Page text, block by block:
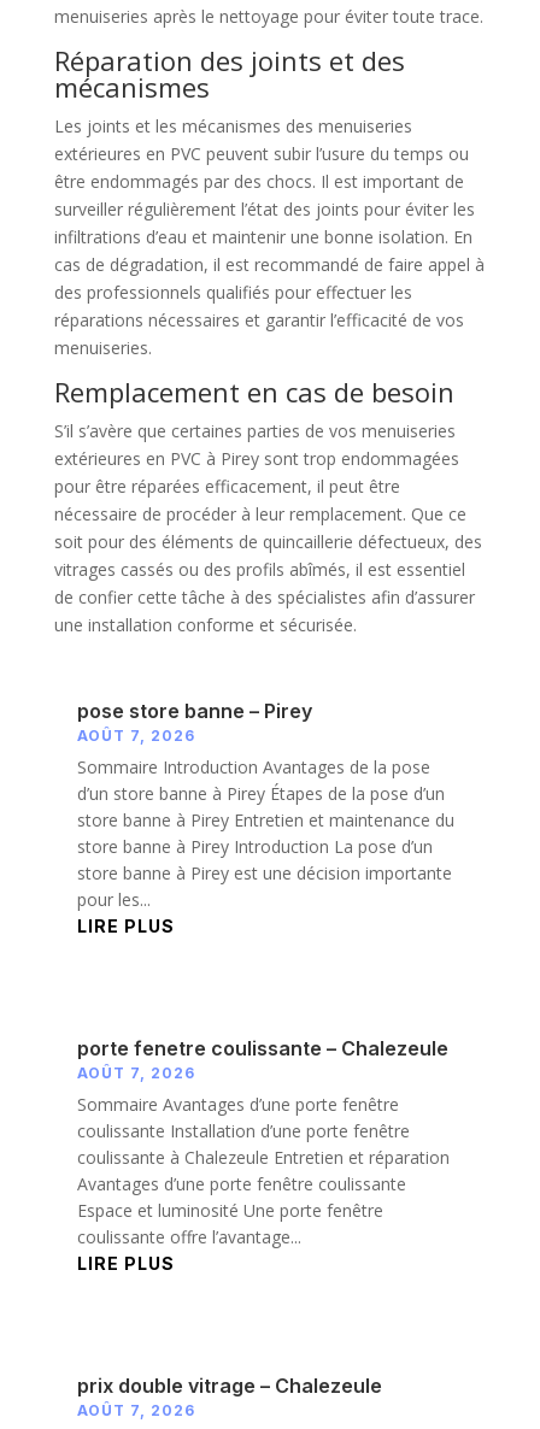
menuiseries après le nettoyage pour éviter toute trace.
Réparation des joints et des
mécanismes
Les joints et les mécanismes des menuiseries
extérieures en PVC peuvent subir l’usure du temps ou
être endommagés par des chocs. Il est important de
surveiller régulièrement l’état des joints pour éviter les
infiltrations d’eau et maintenir une bonne isolation. En
cas de dégradation, il est recommandé de faire appel à
des professionnels qualifiés pour effectuer les
réparations nécessaires et garantir l’efficacité de vos
menuiseries.
Remplacement en cas de besoin
S’il s’avère que certaines parties de vos menuiseries
extérieures en PVC à Pirey sont trop endommagées
pour être réparées efficacement, il peut être
nécessaire de procéder à leur remplacement. Que ce
soit pour des éléments de quincaillerie défectueux, des
vitrages cassés ou des profils abîmés, il est essentiel
de confier cette tâche à des spécialistes afin d’assurer
une installation conforme et sécurisée.
pose store banne – Pirey
AOÛT 7, 2026
Sommaire Introduction Avantages de la pose
d’un store banne à Pirey Étapes de la pose d’un
store banne à Pirey Entretien et maintenance du
store banne à Pirey Introduction La pose d’un
store banne à Pirey est une décision importante
pour les...
LIRE PLUS
porte fenetre coulissante – Chalezeule
AOÛT 7, 2026
Sommaire Avantages d’une porte fenêtre
coulissante Installation d’une porte fenêtre
coulissante à Chalezeule Entretien et réparation
Avantages d’une porte fenêtre coulissante
Espace et luminosité Une porte fenêtre
coulissante offre l’avantage...
LIRE PLUS
prix double vitrage – Chalezeule
AOÛT 7, 2026